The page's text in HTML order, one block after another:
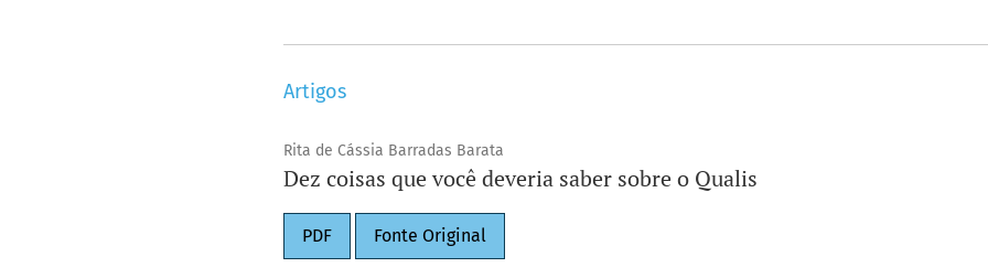
Artigos
Rita de Cássia Barradas Barata
Dez coisas que você deveria saber sobre o Qualis
PDF Fonte Original